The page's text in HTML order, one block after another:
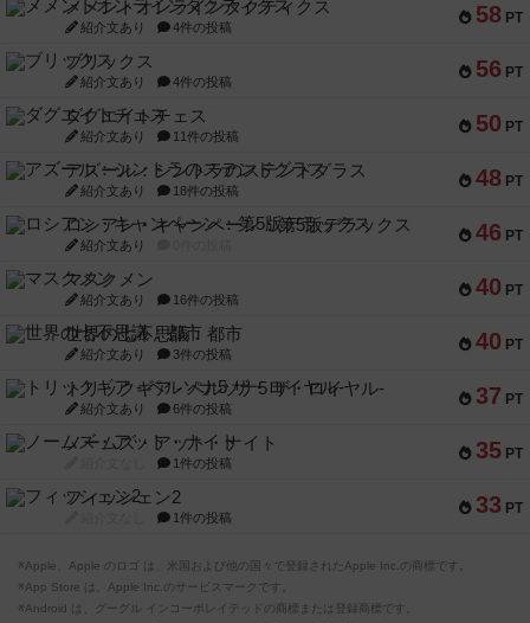
58 PT
メメントオンラインタクティクス
紹介文あり 4件の投稿
56 PT
ブリックス
紹介文あり 4件の投稿
50 PT
ダグエイトチェス
紹介文あり 11件の投稿
48 PT
アズール：シントラのステンドグラス
紹介文あり 18件の投稿
46 PT
ロシアン・キャンペーン：第5版デラックス
紹介文あり
40 PT
マスクメン
紹介文あり 16件の投稿
40 PT
世界の七不思議：都市
紹介文あり 3件の投稿
37 PT
トリックギア - ペルソナ5 ザ・ロイヤル-
紹介文あり 6件の投稿
35 PT
ノームズ・アット・ナイト
1件の投稿
33 PT
フィッシェン2
1件の投稿
※Apple、Apple のロゴ は、米国および他の国々で登録されたApple Inc.の商標です。
※App Store は、Apple Inc.のサービスマークです。
※Android は、グーグル インコーポレイテッドの商標または登録商標です。